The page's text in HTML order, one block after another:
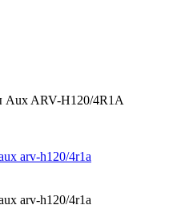
ARV-H120/4R1A